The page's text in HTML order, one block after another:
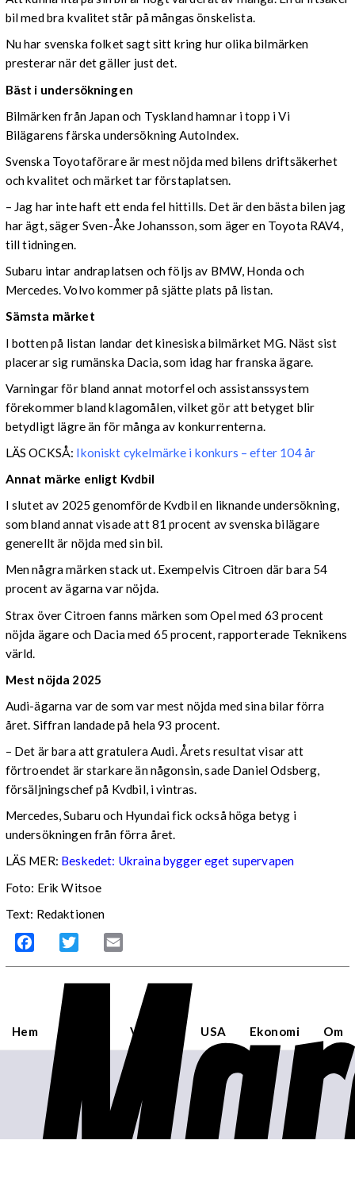
bil med bra kvalitet står på mångas önskelista.
Nu har svenska folket sagt sitt kring hur olika bilmärken
presterar när det gäller just det.
Bäst i undersökningen
Bilmärken från Japan och Tyskland hamnar i topp i Vi
Bilägarens färska undersökning AutoIndex.
Svenska Toyotaförare är mest nöjda med bilens driftsäkerhet
och kvalitet och märket tar förstaplatsen.
– Jag har inte haft ett enda fel hittills. Det är den bästa bilen jag
har ägt, säger Sven-Åke Johansson, som äger en Toyota RAV4,
till tidningen.
Subaru intar andraplatsen och följs av BMW, Honda och
Mercedes. Volvo kommer på sjätte plats på listan.
Sämsta märket
I botten på listan landar det kinesiska bilmärket MG. Näst sist
placerar sig rumänska Dacia, som idag har franska ägare.
Varningar för bland annat motorfel och assistanssystem
förekommer bland klagomålen, vilket gör att betyget blir
betydligt lägre än för många av konkurrenterna.
LÄS OCKSÅ: Ikoniskt cykelmärke i konkurs – efter 104 år
Annat märke enligt Kvdbil
I slutet av 2025 genomförde Kvdbil en liknande undersökning,
som bland annat visade att 81 procent av svenska bilägare
generellt är nöjda med sin bil.
Men några märken stack ut. Exempelvis Citroen där bara 54
procent av ägarna var nöjda.
Strax över Citroen fanns märken som Opel med 63 procent
nöjda ägare och Dacia med 65 procent, rapporterade Teknikens
värld.
Mest nöjda 2025
Audi-ägarna var de som var mest nöjda med sina bilar förra
året. Siffran landade på hela 93 procent.
– Det är bara att gratulera Audi. Årets resultat visar att
förtroendet är starkare än någonsin, sade Daniel Odsberg,
försäljningschef på Kvdbil, i vintras.
Mercedes, Subaru och Hyundai fick också höga betyg i
undersökningen från förra året.
LÄS MER: Beskedet: Ukraina bygger eget supervapen
Foto: Erik Witsoe
Text: Redaktionen
Facebook Twitter
Hem Världen USA Ekonomi Om